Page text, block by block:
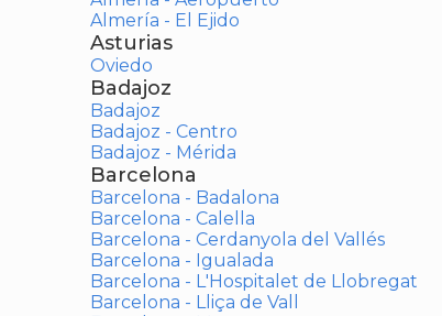
Almería - El Ejido
Asturias
Oviedo
Badajoz
Badajoz
Badajoz - Centro
Badajoz - Mérida
Barcelona
Barcelona - Badalona
Barcelona - Calella
Barcelona - Cerdanyola del Vallés
Barcelona - Igualada
Barcelona - L'Hospitalet de Llobregat
Barcelona - Lliça de Vall